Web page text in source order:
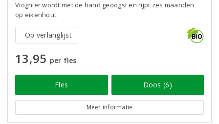
Viognier wordt met de hand geoogst en rijpt zes maanden
op eikenhout.
Op verlanglijst
13,95 per fles
Fles Doos (6)
Meer informatie